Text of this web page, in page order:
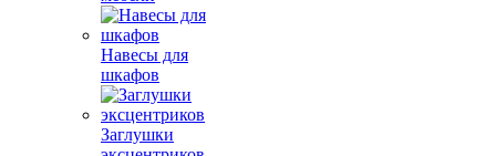
Навесы для
шкафов
Заглушки